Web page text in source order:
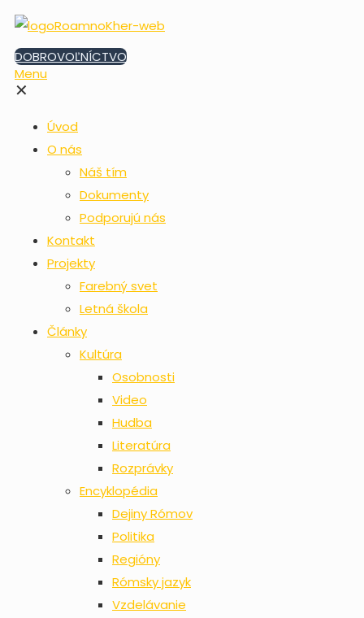
DOBROVOĽNÍCTVO
Menu
✕
Úvod
O nás
Náš tím
Dokumenty
Podporujú nás
Kontakt
Projekty
Farebný svet
Letná škola
Články
Kultúra
Osobnosti
Video
Hudba
Literatúra
Rozprávky
Encyklopédia
Dejiny Rómov
Politika
Regióny
Rómsky jazyk
Vzdelávanie